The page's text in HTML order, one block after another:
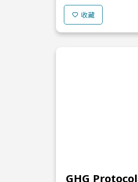
類別。相較於傳統以「
經濟模式...
收藏
GHG